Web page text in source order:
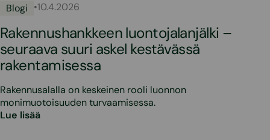
Blogi •10.4.2026
Rakennushankkeen luontojalanjälki –
seuraava suuri askel kestävässä
rakentamisessa
Rakennusalalla on keskeinen rooli luonnon
monimuotoisuuden turvaamisessa.
Lue lisää